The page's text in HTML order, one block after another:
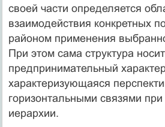
своей части определяется
взаимодействия конкретных
районом применения
При этом сама структура
предпринимательный
характеризующаяся
горизонтальными связями
иерархии.